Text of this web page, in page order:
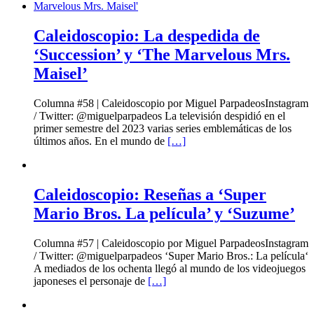
Caleidoscopio: La despedida de
‘Succession’ y ‘The Marvelous Mrs.
Maisel’
Columna #58 | Caleidoscopio por Miguel ParpadeosInstagram
/ Twitter: @miguelparpadeos La televisión despidió en el
primer semestre del 2023 varias series emblemáticas de los
últimos años. En el mundo de […]
Caleidoscopio: Reseñas a ‘Super
Mario Bros. La película’ y ‘Suzume’
Columna #57 | Caleidoscopio por Miguel ParpadeosInstagram
/ Twitter: @miguelparpadeos ‘Super Mario Bros.: La película‘
A mediados de los ochenta llegó al mundo de los videojuegos
japoneses el personaje de […]